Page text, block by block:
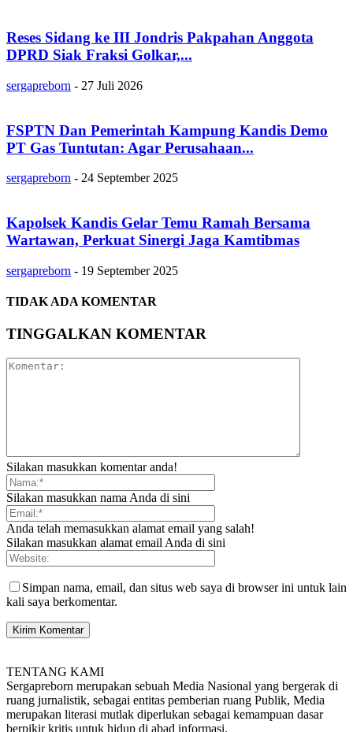
Reses Sidang ke III Jondris Pakpahan Anggota
DPRD Siak Fraksi Golkar,...
sergapreborn - 27 Juli 2026
FSPTN Dan Pemerintah Kampung Kandis Demo
PT Gas Tuntutan: Agar Perusahaan...
sergapreborn - 24 September 2025
Kapolsek Kandis Gelar Temu Ramah Bersama
Wartawan, Perkuat Sinergi Jaga Kamtibmas
sergapreborn - 19 September 2025
TIDAK ADA KOMENTAR
TINGGALKAN KOMENTAR
Silakan masukkan komentar anda!
Silakan masukkan nama Anda di sini
Anda telah memasukkan alamat email yang salah!
Silakan masukkan alamat email Anda di sini
Simpan nama, email, dan situs web saya di browser ini untuk lain
kali saya berkomentar.
TENTANG KAMI
Sergapreborn merupakan sebuah Media Nasional yang bergerak di
ruang jurnalistik, sebagai entitas pemberian ruang Publik, Media
merupakan literasi mutlak diperlukan sebagai kemampuan dasar
berpikir kritis untuk hidup di abad informasi.